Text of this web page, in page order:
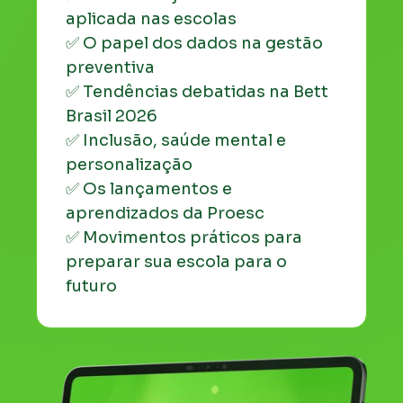
aplicada nas escolas
✅ O papel dos dados na gestão
preventiva
✅ Tendências debatidas na Bett
Brasil 2026
✅ Inclusão, saúde mental e
personalização
✅ Os lançamentos e
aprendizados da Proesc
✅ Movimentos práticos para
preparar sua escola para o
futuro